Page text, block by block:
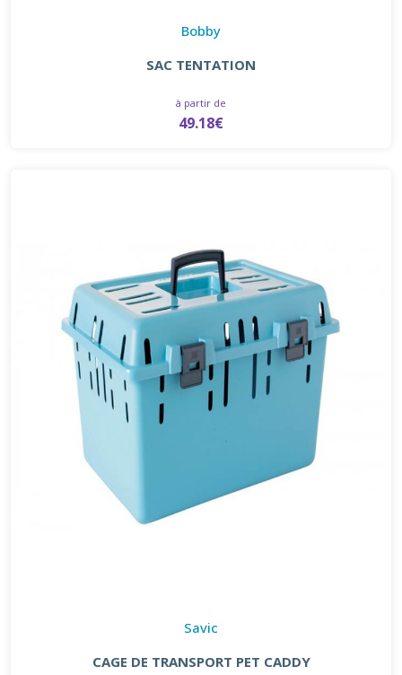
Bobby
SAC TENTATION
à partir de
49.18€
Savic
CAGE DE TRANSPORT PET CADDY